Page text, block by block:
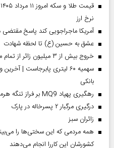
نرخ ارز
آمریکا ماجراجویی کند پاسخ
عشق به حسین (ع) تا لحظه شهادت
خروج بیش از ۳ میلیون زائر از تمام مرز‌های کشور
سهمیه ۶۰ لیتری پابرجاست
بانکی
رهگیری پهپاد MQ9 بر فراز تنگه هرمز
درگیری مرگبار ۲ پسرخاله در پارک
‌زائران سبز
همه مردمی که این سختی‌ها را
کشورشان این کاررا انجام می‌دهند